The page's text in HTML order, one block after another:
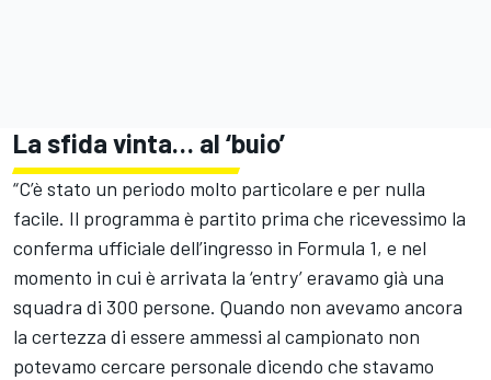
La sfida vinta… al ‘buio’
“C’è stato un periodo molto particolare e per nulla
facile. Il programma è partito prima che ricevessimo la
conferma ufficiale dell’ingresso in Formula 1, e nel
momento in cui è arrivata la ‘entry’ eravamo già una
squadra di 300 persone. Quando non avevamo ancora
la certezza di essere ammessi al campionato non
potevamo cercare personale dicendo che stavamo